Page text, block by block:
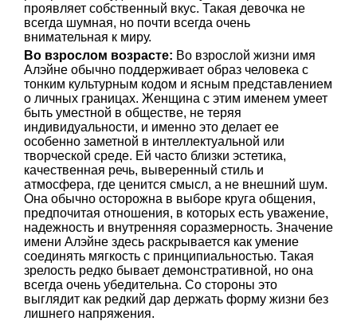
проявляет собственный вкус. Такая девочка не
всегда шумная, но почти всегда очень
внимательная к миру.
Во взрослом возрасте: Во взрослой жизни имя
Алэйне обычно поддерживает образ человека с
тонким культурным кодом и ясным представлением
о личных границах. Женщина с этим именем умеет
быть уместной в обществе, не теряя
индивидуальности, и именно это делает ее
особенно заметной в интеллектуальной или
творческой среде. Ей часто близки эстетика,
качественная речь, выверенный стиль и
атмосфера, где ценится смысл, а не внешний шум.
Она обычно осторожна в выборе круга общения,
предпочитая отношения, в которых есть уважение,
надежность и внутренняя соразмерность. Значение
имени Алэйне здесь раскрывается как умение
соединять мягкость с принципиальностью. Такая
зрелость редко бывает демонстративной, но она
всегда очень убедительна. Со стороны это
выглядит как редкий дар держать форму жизни без
лишнего напряжения.